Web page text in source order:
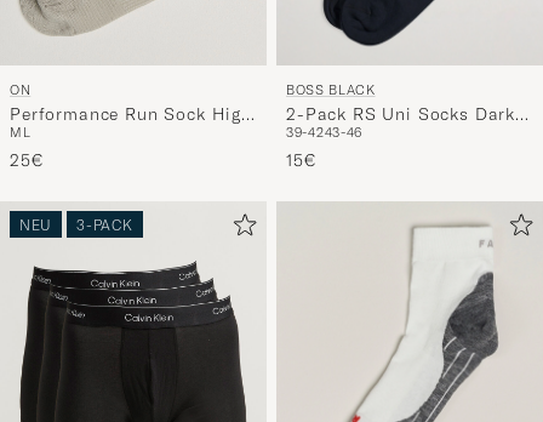
ON
Performance Run Sock High
Brume
M L
25€
BOSS BLACK
2-Pack RS Uni Socks Dark
Blue
39-4243-46
15€
NEU 3-PACK